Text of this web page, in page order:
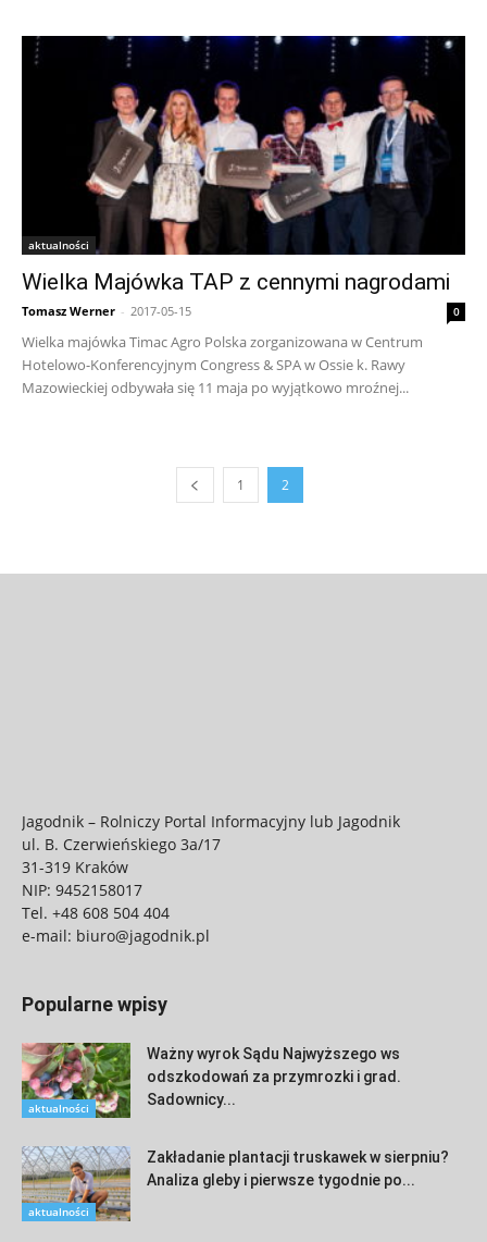
aktualności
Wielka Majówka TAP z cennymi nagrodami
Tomasz Werner - 2017-05-15 0
Wielka majówka Timac Agro Polska zorganizowana w Centrum
Hotelowo-Konferencyjnym Congress & SPA w Ossie k. Rawy
Mazowieckiej odbywała się 11 maja po wyjątkowo mroźnej...
1 2
Jagodnik – Rolniczy Portal Informacyjny lub Jagodnik
ul. B. Czerwieńskiego 3a/17
31-319 Kraków
NIP: 9452158017
Tel. +48 608 504 404
e-mail: biuro@jagodnik.pl
Popularne wpisy
aktualności
Ważny wyrok Sądu Najwyższego ws
odszkodowań za przymrozki i grad.
Sadownicy...
aktualności
Zakładanie plantacji truskawek w sierpniu?
Analiza gleby i pierwsze tygodnie po...